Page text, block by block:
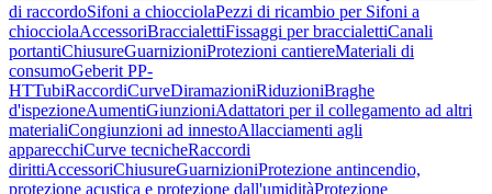
di raccordoSifoni a chiocciolaPezzi di ricambio per Sifoni a
chiocciolaAccessoriBraccialettiFissaggi per braccialettiCanali
portantiChiusureGuarnizioniProtezioni cantiereMateriali di
consumoGeberit PP-
HTTubiRaccordiCurveDiramazioniRiduzioniBraghe
d'ispezioneAumentiGiunzioniAdattatori per il collegamento ad altri
materialiCongiunzioni ad innestoAllacciamenti agli
apparecchiCurve tecnicheRaccordi
dirittiAccessoriChiusureGuarnizioniProtezione antincendio,
protezione acustica e protezione dall'umiditàProtezione